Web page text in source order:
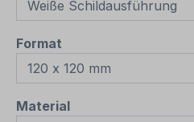
Format
Materialauswählen